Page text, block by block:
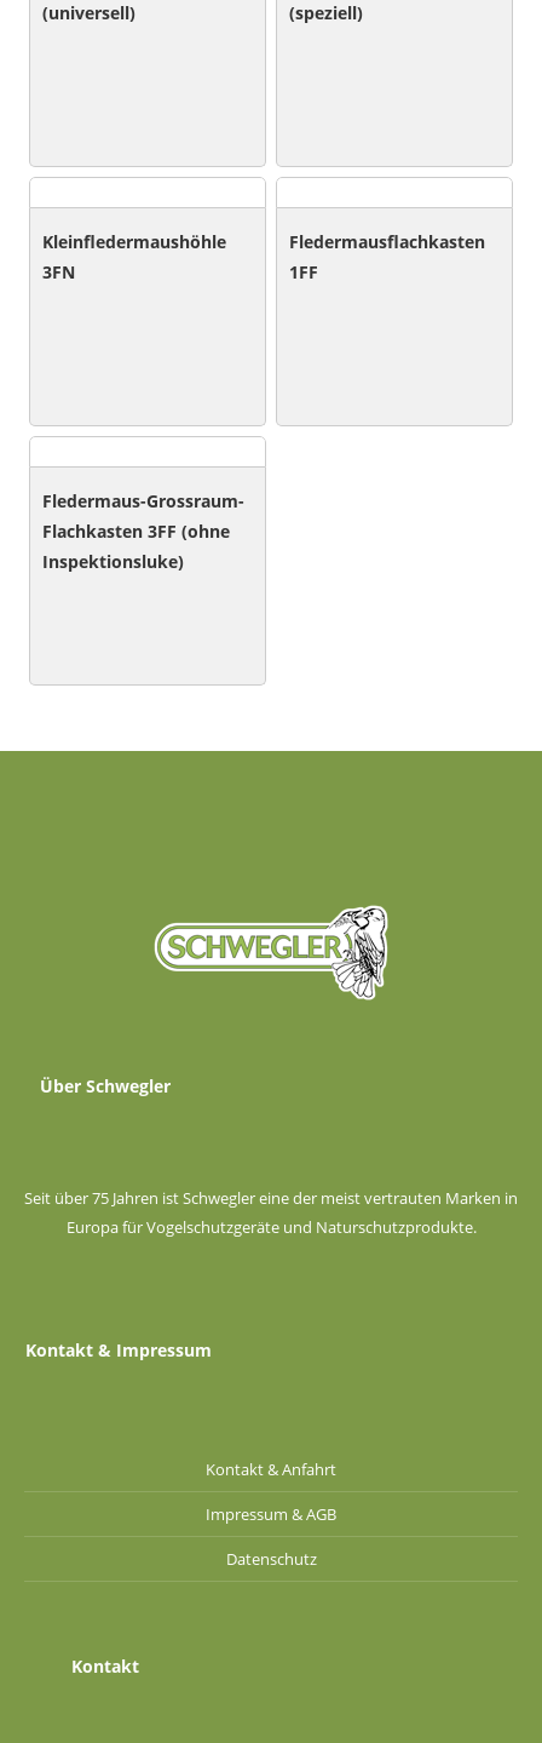
(universell)
(speziell)
Kleinfledermaushöhle
3FN
Fledermausflachkasten
1FF
Fledermaus-Grossraum-
Flachkasten 3FF (ohne
Inspektionsluke)
Über Schwegler
Seit über 75 Jahren ist Schwegler eine der meist vertrauten Marken in
Europa für Vogelschutzgeräte und Naturschutzprodukte.
Kontakt & Impressum
Kontakt & Anfahrt
Impressum & AGB
Datenschutz
Kontakt